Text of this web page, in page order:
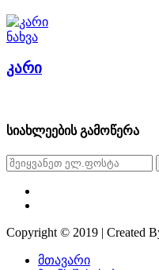
ნახვა
კარი
სიახლეების გამოწერა
Copyright © 2019 | Created
მთავარი